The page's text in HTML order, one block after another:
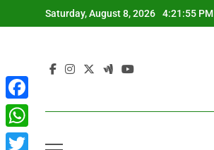
to
Saturday, August 8, 2026 4:21:56 PM
Facebook
WhatsApp